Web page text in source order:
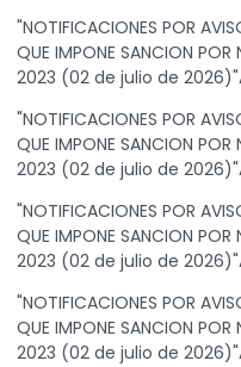
"NOTIFICACIONES POR
QUE IMPONE SANCION POR
2023 (02 de julio de
"NOTIFICACIONES POR
QUE IMPONE SANCION POR
2023 (02 de julio de
"NOTIFICACIONES POR
QUE IMPONE SANCION POR
2023 (02 de julio de
"NOTIFICACIONES POR
QUE IMPONE SANCION POR
2023 (02 de julio de